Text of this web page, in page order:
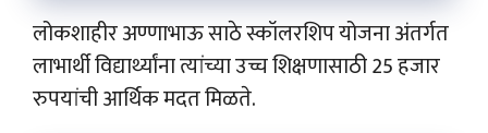
लोकशाहीर अण्णाभाऊ साठे स्कॉलरशिप योजना अंतर्गत
लाभार्थी विद्यार्थ्यांना त्यांच्या उच्च शिक्षणासाठी 25 हजार
रुपयांची आर्थिक मदत मिळते.